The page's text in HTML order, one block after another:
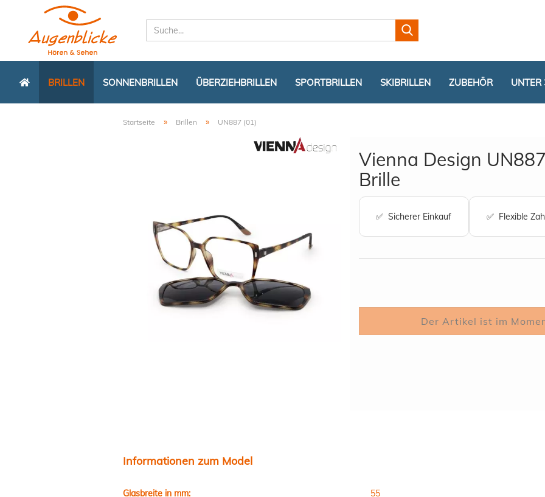
Lieferland
BRILLEN SONNENBRILLEN ÜBERZIEHBRILLEN SPORTBRILLEN SKIBRILLEN ZUBEHÖR UNTER
Startseite » Brillen » UN887 (01)
Vienna Design
Brille
✅ Sicherer Einkauf ✅ Flexible
Informationen zum Model
Glasbreite in mm: 55